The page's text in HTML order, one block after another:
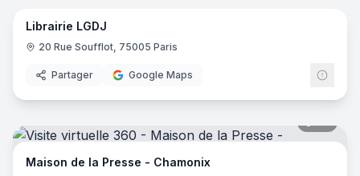
Librairie LGDJ
20 Rue Soufflot, 75005 Paris
Partager Google Maps
Maison de la Presse - Chamonix